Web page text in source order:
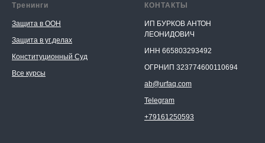
Тренинги
Защита в ООН
Защита в уг.делах
Конституционный Суд
Все курсы
КОНТАКТЫ
ИП БУРКОВ АНТОН
ЛЕОНИДОВИЧ
ИНН 665803293492
ОГРНИП 323774600110694
ab@urfaq.com
Telegram
+79161250593